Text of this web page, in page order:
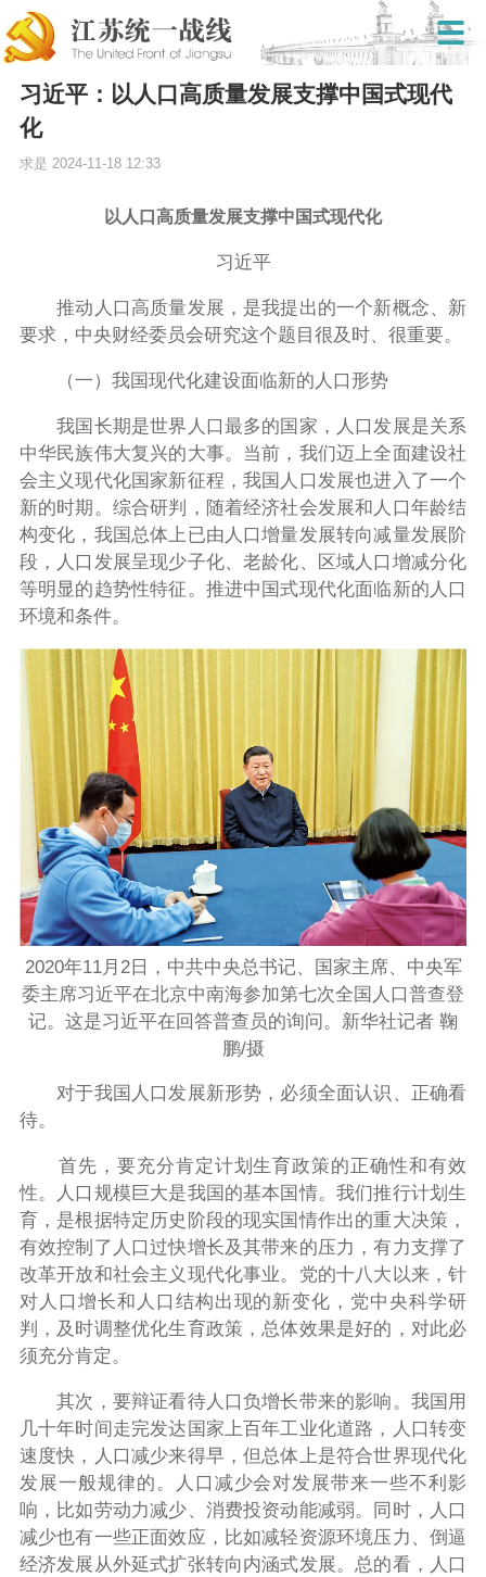
习近平：以人口高质量发展支撑中国式现代
化
求是 2024-11-18 12:33
以人口高质量发展支撑中国式现代化
习近平
推动人口高质量发展，是我提出的一个新概念、新
要求，中央财经委员会研究这个题目很及时、很重要。
（一）我国现代化建设面临新的人口形势
我国长期是世界人口最多的国家，人口发展是关系
中华民族伟大复兴的大事。当前，我们迈上全面建设社
会主义现代化国家新征程，我国人口发展也进入了一个
新的时期。综合研判，随着经济社会发展和人口年龄结
构变化，我国总体上已由人口增量发展转向减量发展阶
段，人口发展呈现少子化、老龄化、区域人口增减分化
等明显的趋势性特征。推进中国式现代化面临新的人口
环境和条件。
2020年11月2日，中共中央总书记、国家主席、中央军
委主席习近平在北京中南海参加第七次全国人口普查登
记。这是习近平在回答普查员的询问。新华社记者 鞠
鹏/摄
对于我国人口发展新形势，必须全面认识、正确看
待。
首先，要充分肯定计划生育政策的正确性和有效
性。人口规模巨大是我国的基本国情。我们推行计划生
育，是根据特定历史阶段的现实国情作出的重大决策，
有效控制了人口过快增长及其带来的压力，有力支撑了
改革开放和社会主义现代化事业。党的十八大以来，针
对人口增长和人口结构出现的新变化，党中央科学研
判，及时调整优化生育政策，总体效果是好的，对此必
须充分肯定。
其次，要辩证看待人口负增长带来的影响。我国用
几十年时间走完发达国家上百年工业化道路，人口转变
速度快，人口减少来得早，但总体上是符合世界现代化
发展一般规律的。人口减少会对发展带来一些不利影
响，比如劳动力减少、消费投资动能减弱。同时，人口
减少也有一些正面效应，比如减轻资源环境压力、倒逼
经济发展从外延式扩张转向内涵式发展。总的看，人口